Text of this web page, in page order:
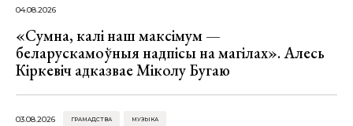
04.08.2026
«Сумна, калі наш максімум —
беларускамоўныя надпісы на магілах». Алесь
Кіркевіч адказвае Міколу Бугаю
03.08.2026 ГРАМАДСТВА МУЗЫКА